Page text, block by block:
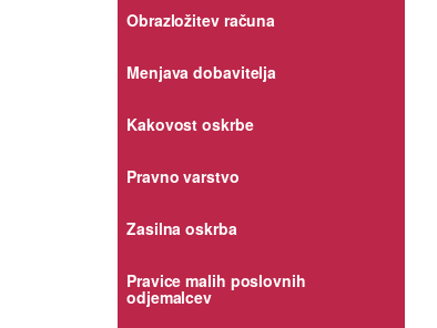
Obrazložitev računa
Menjava dobavitelja
Kakovost oskrbe
Pravno varstvo
Zasilna oskrba
Pravice malih poslovnih
odjemalcev